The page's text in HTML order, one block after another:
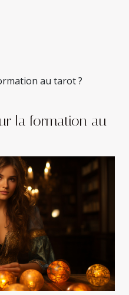
au tarot ?
la formation au